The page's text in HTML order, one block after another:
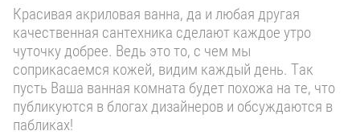
Красивая акриловая ванна, да и любая другая
качественная сантехника сделают каждое утро
чуточку добрее. Ведь это то, с чем мы
соприкасаемся кожей, видим каждый день. Так
пусть Ваша ванная комната будет похожа на те, что
публикуются в блогах дизайнеров и обсуждаются в
пабликах!